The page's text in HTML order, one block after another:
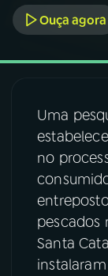
A RÁDIO
03
04
06
Ouça agora
Uma
no
pescados
Santa